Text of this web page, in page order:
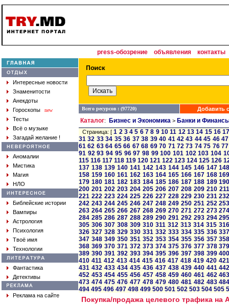
press-обозрение объявления контакты
Интересные новости
Знаменитости
Анекдоты
Гороскопы
new
Тесты
Всё о музыке
Загадай желание !
Аномалии
Мистика
Магия
НЛО
Библейские истории
Вампиры
Астрология
Психология
Твоё имя
Технологии
Фантастика
Детективы
Реклама на сайте
Всего ресурсов : (97720) Добавить
Каталог: Бизнес и Экономика > Банки и
Страница: [1 2 3 4 5 6 7 8 9 10 11 12 13 14 15 16
31 32 33 34 35 36 37 38 39 40 41 42 43 44 45 46 47
61 62 63 64 65 66 67 68 69 70 71 72 73 74 75 76 77
91 92 93 94 95 96 97 98 99 100 101 102 103 104
115 116 117 118 119 120 121 122 123 124 125 126
137 138 139 140 141 142 143 144 145 146 147
158 159 160 161 162 163 164 165 166 167 168
179 180 181 182 183 184 185 186 187 188 189
200 201 202 203 204 205 206 207 208 209 210 211
221 222 223 224 225 226 227 228 229 230 231
242 243 244 245 246 247 248 249 250 251 252
263 264 265 266 267 268 269 270 271 272 273
284 285 286 287 288 289 290 291 292 293 294
305 306 307 308 309 310 311 312 313 314 315 316
326 327 328 329 330 331 332 333 334 335 336
347 348 349 350 351 352 353 354 355 356 357
368 369 370 371 372 373 374 375 376 377 378
389 390 391 392 393 394 395 396 397 398 399
410 411 412 413 414 415 416 417 418 419 420 421
431 432 433 434 435 436 437 438 439 440 441
452 453 454 455 456 457 458 459 460 461 462
473 474 475 476 477 478 479 480 481 482 483
494 495 496 497 498 499 500 501 502 503 504 505
Покупка/продажа целевого трафика на